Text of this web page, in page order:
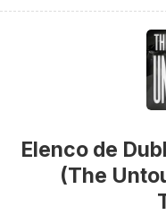
Elenco de
(The